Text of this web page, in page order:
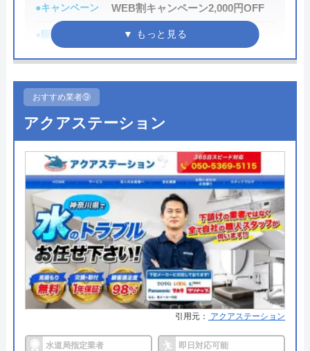
いの値段を提示されました。 24時間対応と
記載されているので、出費を厭わず、今すぐ
何とかしてほしい方向けだと思います。 詐
けたくありません。
Googleクチコミを見る
●キャンペーン WEB割キャンペーン2,000円OFF
●駆けつけ時間 最短30分
●受付時間 24時間
●定休日
●出張見積もり 出張見積もり無料
●支払い方法 現金、クレジットカード
●累計実績 年間10,000件以上の修理実績
●保証・保険
詳細は公式HPでご確認ください
たうん水道修理センターがおすすめの理由
たうん水道修理センターは、水漏れやつまりなどの
水回りトラブルの修理サービスを提供している業者
おすすめ業者⑨
アクアステーション
引用元： アクアステーション
水道局指定業者 即日対応可能